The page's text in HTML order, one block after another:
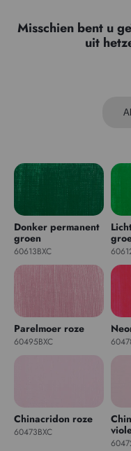
Misschien bent u
uit
Donker permanent
groen
60613BXC
Parelmoer roze
60495BXC
Chinacridon roze
60473BXC